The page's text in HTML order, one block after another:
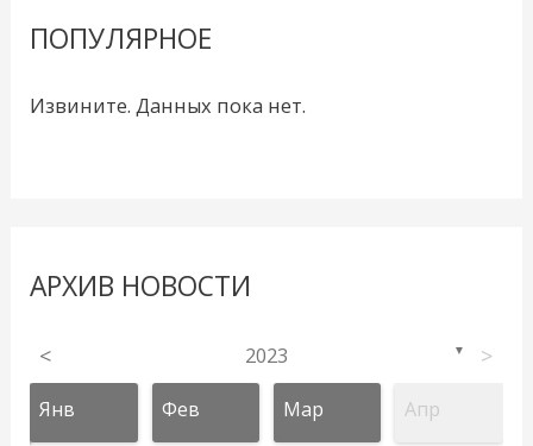
ПОПУЛЯРНОЕ
Извините. Данных пока нет.
АРХИВ НОВОСТИ
< 2023 ▼ >
Янв Фев Мар Апр